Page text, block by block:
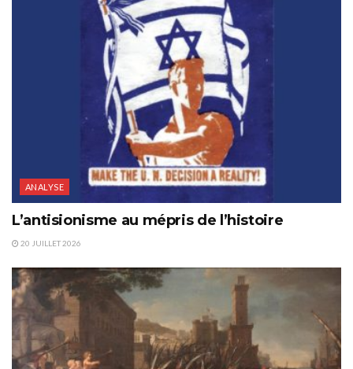
ANALYSE
L’antisionisme au mépris de l’histoire
20 JUILLET 2026